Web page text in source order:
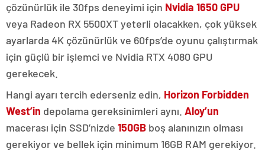
çözünürlük ile 30fps deneyimi için Nvidia 1650 GPU
veya Radeon RX 5500XT yeterli olacakken, çok yüksek
ayarlarda 4K çözünürlük ve 60fps’de oyunu çalıştırmak
için güçlü bir işlemci ve Nvidia RTX 4080 GPU
gerekecek.
Hangi ayarı tercih ederseniz edin, Horizon Forbidden
West’in depolama gereksinimleri aynı. Aloy’un
macerası için SSD’nizde 150GB boş alanınızın olması
gerekiyor ve bellek için minimum 16GB RAM gerekiyor.